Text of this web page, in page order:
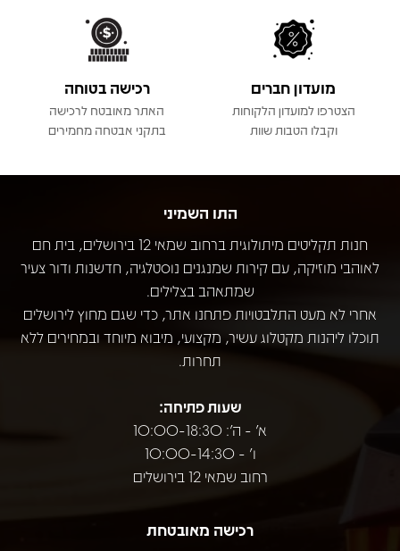
מועדון חברים
הצטרפו למועדון הלקוחות
וקבלו הטבות שוות
רכישה בטוחה
האתר מאובטח לרכישה
בתקני אבטחה מחמירים
התו השמיני
חנות תקליטים מיתולוגית ברחוב שמאי 12 בירושלים, בית חם
לאוהבי מוזיקה, עם קירות שמנגנים נוסטלגיה, חדשנות ודור צעיר
שמתאהב בצלילים.
אחרי לא מעט התלבטויות פתחנו אתר, כדי שגם מחוץ לירושלים
תוכלו ליהנות מקטלוג עשיר, מקצועי, מיבוא מיוחד ובמחירים ללא
תחרות.
שעות פתיחה:
א' - ה': 10:00-18:30
ו' - 10:00-14:30
רחוב שמאי 12 בירושלים
רכישה מאובטחת